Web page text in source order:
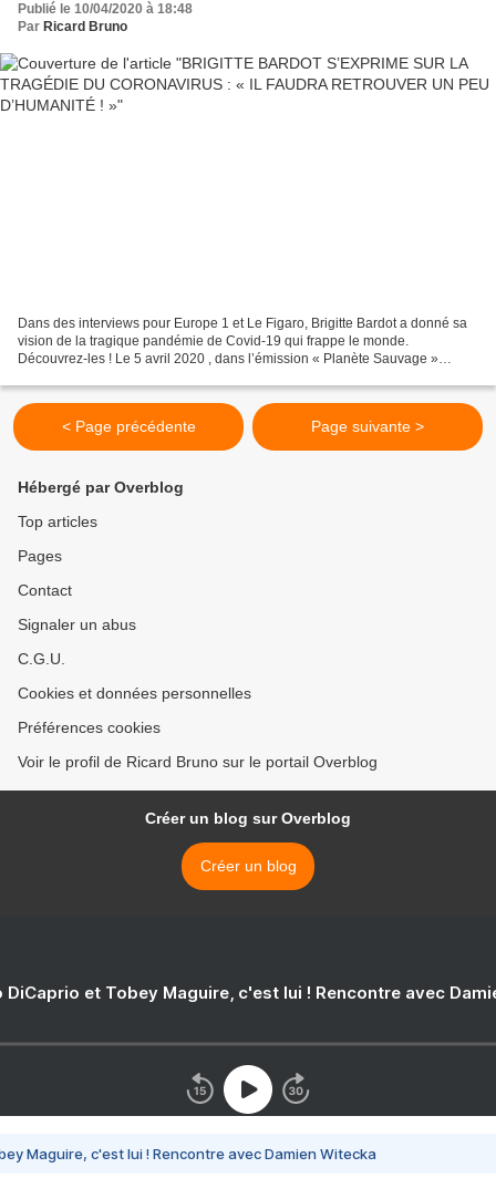
Publié le 10/04/2020 à 18:48
Par Ricard Bruno
Dans des interviews pour Europe 1 et Le Figaro, Brigitte Bardot a donné sa
vision de la tragique pandémie de Covid-19 qui frappe le monde.
Découvrez-les ! Le 5 avril 2020 , dans l’émission « Planète Sauvage »
< Page précédente Page suivante >
Hébergé par Overblog
Top articles
Pages
Contact
Signaler un abus
C.G.U.
Cookies et données personnelles
Préférences cookies
Voir le profil de Ricard Bruno sur le portail Overblog
Créer un blog sur Overblog
Créer un blog
DiCaprio et Tobey Maguire, c'est lui ! Rencontre avec
Maguire, c'est lui ! Rencontre avec Damien Witecka